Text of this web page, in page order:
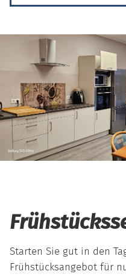
Starten Sie gut in den
Frühstücksangebot für